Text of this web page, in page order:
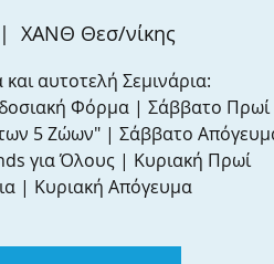
ΧΑΝΘ Θεσ/νίκης
αυτοτελή Σεμινάρια:
Φόρμα | Σάββατο Πρωί
των 5 Ζώων" | Σάββατο
για Όλους | Κυριακή Πρωί
| Κυριακή Απόγευμα